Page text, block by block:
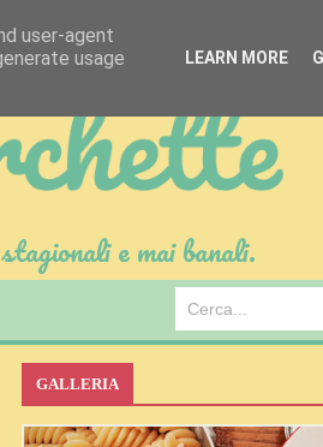
e mai banali.
GALLERIA
user-agent
usage
LEARN MORE